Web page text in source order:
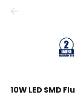
10W LED SMD